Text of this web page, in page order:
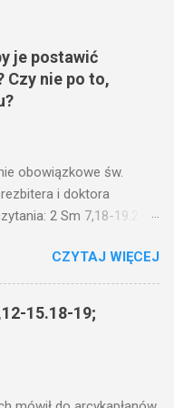
je postawić
Czy nie po to,
obowiązkowe św.
i doktora
2 Sm 7,18-19.24-
ludowi: Czy po to
postawić pod korcem
nie po to, aby je postawić
bowiem nic ukrytego, co
jaw. Kto ma uszy do
CZYTAJ WIĘCEJ
15.18-19;